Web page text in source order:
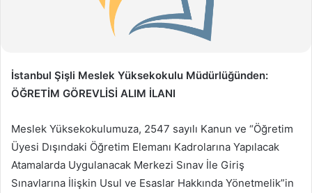
İstanbul Şişli Meslek Yüksekokulu Müdürlüğünden:
ÖĞRETİM GÖREVLİSİ ALIM İLANI
Meslek Yüksekokulumuza, 2547 sayılı Kanun ve “Öğretim
Üyesi Dışındaki Öğretim Elemanı Kadrolarına Yapılacak
Atamalarda Uygulanacak Merkezi Sınav İle Giriş
Sınavlarına İlişkin Usul ve Esaslar Hakkında Yönetmelik”in